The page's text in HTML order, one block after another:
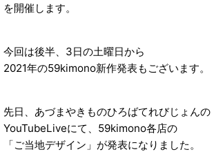
を開催します。
今回は後半、3日の土曜日から
2021年の59kimono新作発表もございます。
先日、あづまやきものひろばてれびじょんの
YouTubeLiveにて、59kimono各店の
「ご当地デザイン」が発表になりました。